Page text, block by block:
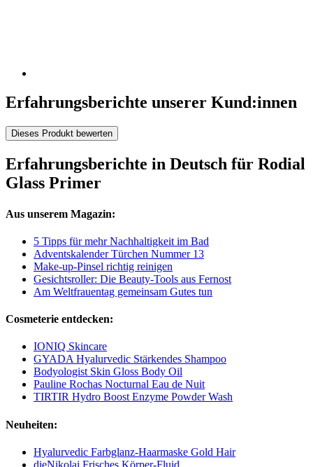
Erfahrungsberichte unserer Kund:innen
Dieses Produkt bewerten
Erfahrungsberichte in Deutsch für Rodial
Glass Primer
Aus unserem Magazin:
5 Tipps für mehr Nachhaltigkeit im Bad
Adventskalender Türchen Nummer 13
Make-up-Pinsel richtig reinigen
Gesichtsroller: Die Beauty-Tools aus Fernost
Am Weltfrauentag gemeinsam Gutes tun
Cosmeterie entdecken:
IONIQ Skincare
GYADA Hyalurvedic Stärkendes Shampoo
Bodyologist Skin Gloss Body Oil
Pauline Rochas Nocturnal Eau de Nuit
TIRTIR Hydro Boost Enzyme Powder Wash
Neuheiten:
Hyalurvedic Farbglanz-Haarmaske Gold Hair
dieNikolai Frisches Körper-Fluid